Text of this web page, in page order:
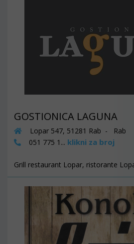
GOSTIONICA LAGUNA
Lopar 547, 51281 Rab - Rab
051 775 1... klikni za broj
Grill restaurant Lopar, ristorante